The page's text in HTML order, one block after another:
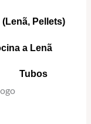
(Lenã, Pellets)
a Lenã
Tubos